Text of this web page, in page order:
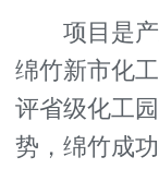
项目是产
绵竹新市化
评省级化工
势，绵竹成